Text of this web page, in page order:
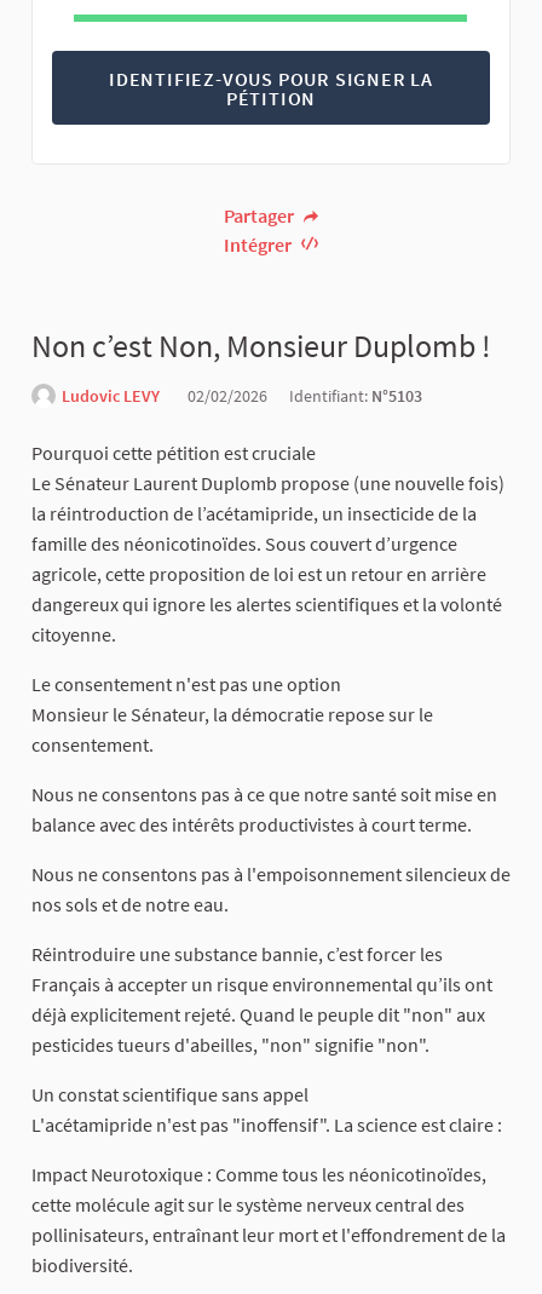
IDENTIFIEZ-VOUS POUR SIGNER LA
PÉTITION
Partager
Intégrer
Non c’est Non, Monsieur Duplomb !
Ludovic LEVY 02/02/2026 Identifiant: N°5103
Pourquoi cette pétition est cruciale
Le Sénateur Laurent Duplomb propose (une nouvelle fois)
la réintroduction de l’acétamipride, un insecticide de la
famille des néonicotinoïdes. Sous couvert d’urgence
agricole, cette proposition de loi est un retour en arrière
dangereux qui ignore les alertes scientifiques et la volonté
citoyenne.
Le consentement n'est pas une option
Monsieur le Sénateur, la démocratie repose sur le
consentement.
Nous ne consentons pas à ce que notre santé soit mise en
balance avec des intérêts productivistes à court terme.
Nous ne consentons pas à l'empoisonnement silencieux de
nos sols et de notre eau.
Réintroduire une substance bannie, c’est forcer les
Français à accepter un risque environnemental qu’ils ont
déjà explicitement rejeté. Quand le peuple dit "non" aux
pesticides tueurs d'abeilles, "non" signifie "non".
Un constat scientifique sans appel
L'acétamipride n'est pas "inoffensif". La science est claire :
Impact Neurotoxique : Comme tous les néonicotinoïdes,
cette molécule agit sur le système nerveux central des
pollinisateurs, entraînant leur mort et l'effondrement de la
biodiversité.